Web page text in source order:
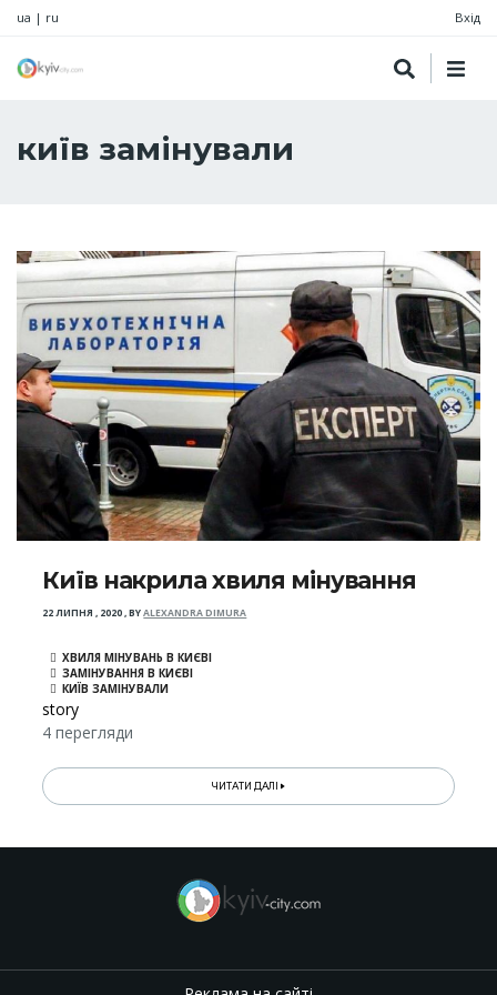
ua | ru Вхід
київ замінували
Київ накрила хвиля мінування
22 ЛИПНЯ , 2020,BYALEXANDRA DIMURA
ХВИЛЯ МІНУВАНЬ В КИЄВІ
ЗАМІНУВАННЯ В КИЄВІ
КИЇВ ЗАМІНУВАЛИ
story
4 перегляди
ЧИТАТИ ДАЛІ